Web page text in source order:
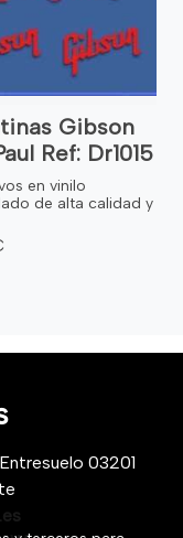
Gibson
Ref: Dr1015
en vinilo
de alta calidad y
03201